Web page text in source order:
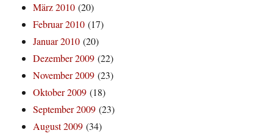
März 2010 (20)
Februar 2010 (17)
Januar 2010 (20)
Dezember 2009 (22)
November 2009 (23)
Oktober 2009 (18)
September 2009 (23)
August 2009 (34)